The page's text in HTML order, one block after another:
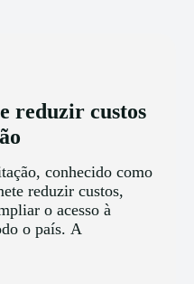
reduzir custos
conhecido como
reduzir custos,
o acesso à
o país. A